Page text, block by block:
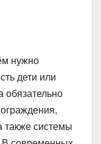
нужно
дети или
обязательно
также системы